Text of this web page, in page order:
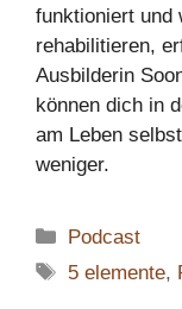
funktioniert und
rehabilitieren,
Ausbilderin
können dich in
am Leben
weniger.
Kategorien
Podcast
5 elemente,